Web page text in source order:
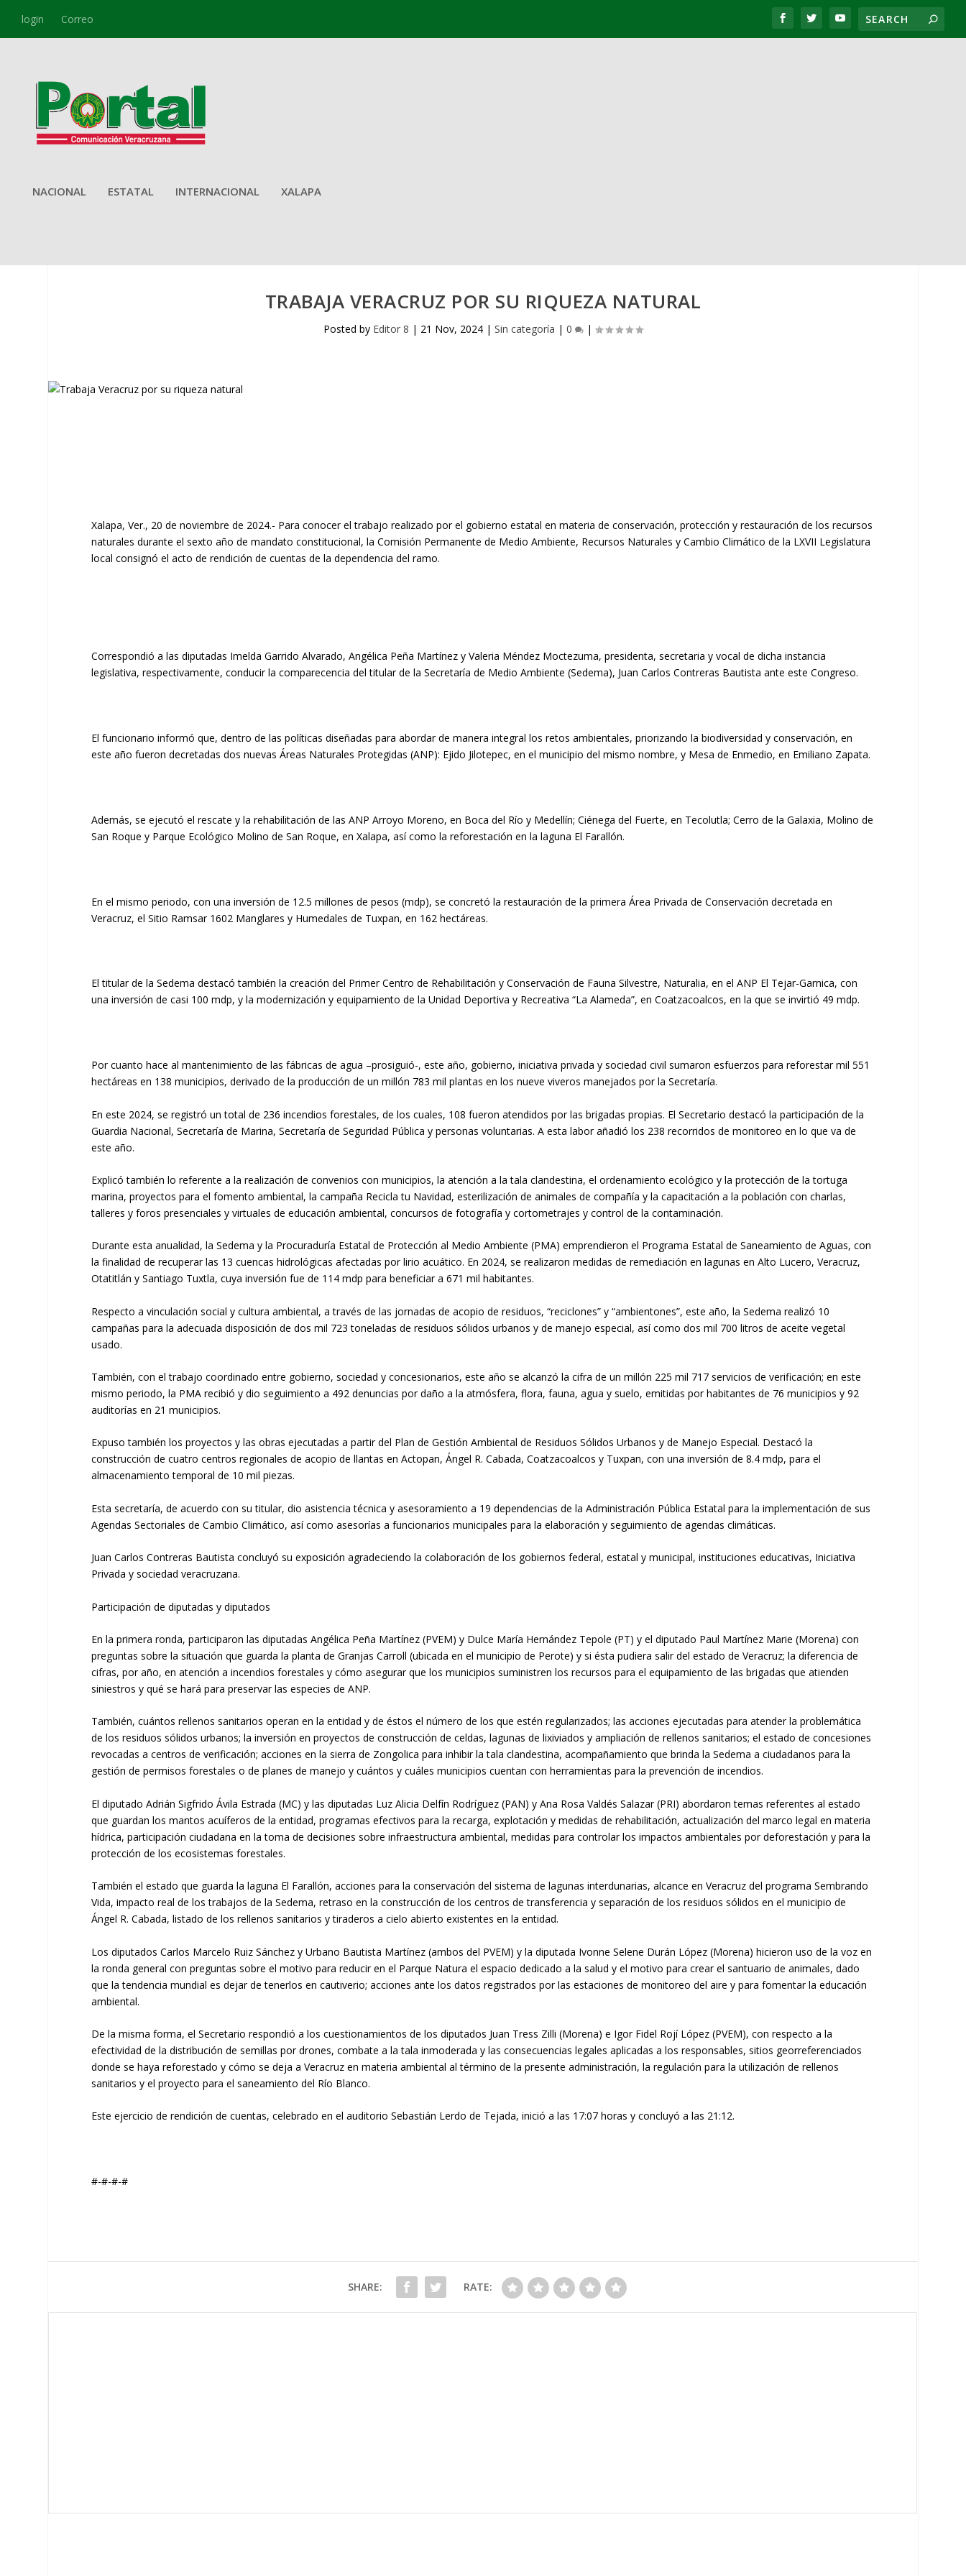
login Correo
NACIONAL ESTATAL INTERNACIONAL XALAPA
TRABAJA VERACRUZ POR SU RIQUEZA NATURAL
Posted by Editor 8 | 21 Nov, 2024 | Sin categoría | 0 |
Xalapa, Ver., 20 de noviembre de 2024.- Para conocer el trabajo realizado por el gobierno estatal en materia de conservación, protección y restauración de los recursos
naturales durante el sexto año de mandato constitucional, la Comisión Permanente de Medio Ambiente, Recursos Naturales y Cambio Climático de la LXVII Legislatura
local consignó el acto de rendición de cuentas de la dependencia del ramo.
Correspondió a las diputadas Imelda Garrido Alvarado, Angélica Peña Martínez y Valeria Méndez Moctezuma, presidenta, secretaria y vocal de dicha instancia
legislativa, respectivamente, conducir la comparecencia del titular de la Secretaría de Medio Ambiente (Sedema), Juan Carlos Contreras Bautista ante este Congreso.
El funcionario informó que, dentro de las políticas diseñadas para abordar de manera integral los retos ambientales, priorizando la biodiversidad y conservación, en
este año fueron decretadas dos nuevas Áreas Naturales Protegidas (ANP): Ejido Jilotepec, en el municipio del mismo nombre, y Mesa de Enmedio, en Emiliano Zapata.
Además, se ejecutó el rescate y la rehabilitación de las ANP Arroyo Moreno, en Boca del Río y Medellín; Ciénega del Fuerte, en Tecolutla; Cerro de la Galaxia, Molino de
San Roque y Parque Ecológico Molino de San Roque, en Xalapa, así como la reforestación en la laguna El Farallón.
En el mismo periodo, con una inversión de 12.5 millones de pesos (mdp), se concretó la restauración de la primera Área Privada de Conservación decretada en
Veracruz, el Sitio Ramsar 1602 Manglares y Humedales de Tuxpan, en 162 hectáreas.
El titular de la Sedema destacó también la creación del Primer Centro de Rehabilitación y Conservación de Fauna Silvestre, Naturalia, en el ANP El Tejar-Garnica, con
una inversión de casi 100 mdp, y la modernización y equipamiento de la Unidad Deportiva y Recreativa “La Alameda”, en Coatzacoalcos, en la que se invirtió 49 mdp.
Por cuanto hace al mantenimiento de las fábricas de agua –prosiguió-, este año, gobierno, iniciativa privada y sociedad civil sumaron esfuerzos para reforestar mil 551
hectáreas en 138 municipios, derivado de la producción de un millón 783 mil plantas en los nueve viveros manejados por la Secretaría.
En este 2024, se registró un total de 236 incendios forestales, de los cuales, 108 fueron atendidos por las brigadas propias. El Secretario destacó la participación de la
Guardia Nacional, Secretaría de Marina, Secretaría de Seguridad Pública y personas voluntarias. A esta labor añadió los 238 recorridos de monitoreo en lo que va de
este año.
Explicó también lo referente a la realización de convenios con municipios, la atención a la tala clandestina, el ordenamiento ecológico y la protección de la tortuga
marina, proyectos para el fomento ambiental, la campaña Recicla tu Navidad, esterilización de animales de compañía y la capacitación a la población con charlas,
talleres y foros presenciales y virtuales de educación ambiental, concursos de fotografía y cortometrajes y control de la contaminación.
Durante esta anualidad, la Sedema y la Procuraduría Estatal de Protección al Medio Ambiente (PMA) emprendieron el Programa Estatal de Saneamiento de Aguas, con
la finalidad de recuperar las 13 cuencas hidrológicas afectadas por lirio acuático. En 2024, se realizaron medidas de remediación en lagunas en Alto Lucero, Veracruz,
Otatitlán y Santiago Tuxtla, cuya inversión fue de 114 mdp para beneficiar a 671 mil habitantes.
Respecto a vinculación social y cultura ambiental, a través de las jornadas de acopio de residuos, “reciclones” y “ambientones”, este año, la Sedema realizó 10
campañas para la adecuada disposición de dos mil 723 toneladas de residuos sólidos urbanos y de manejo especial, así como dos mil 700 litros de aceite vegetal
usado.
También, con el trabajo coordinado entre gobierno, sociedad y concesionarios, este año se alcanzó la cifra de un millón 225 mil 717 servicios de verificación; en este
mismo periodo, la PMA recibió y dio seguimiento a 492 denuncias por daño a la atmósfera, flora, fauna, agua y suelo, emitidas por habitantes de 76 municipios y 92
auditorías en 21 municipios.
Expuso también los proyectos y las obras ejecutadas a partir del Plan de Gestión Ambiental de Residuos Sólidos Urbanos y de Manejo Especial. Destacó la
construcción de cuatro centros regionales de acopio de llantas en Actopan, Ángel R. Cabada, Coatzacoalcos y Tuxpan, con una inversión de 8.4 mdp, para el
almacenamiento temporal de 10 mil piezas.
Esta secretaría, de acuerdo con su titular, dio asistencia técnica y asesoramiento a 19 dependencias de la Administración Pública Estatal para la implementación de sus
Agendas Sectoriales de Cambio Climático, así como asesorías a funcionarios municipales para la elaboración y seguimiento de agendas climáticas.
Juan Carlos Contreras Bautista concluyó su exposición agradeciendo la colaboración de los gobiernos federal, estatal y municipal, instituciones educativas, Iniciativa
Privada y sociedad veracruzana.
Participación de diputadas y diputados
En la primera ronda, participaron las diputadas Angélica Peña Martínez (PVEM) y Dulce María Hernández Tepole (PT) y el diputado Paul Martínez Marie (Morena) con
preguntas sobre la situación que guarda la planta de Granjas Carroll (ubicada en el municipio de Perote) y si ésta pudiera salir del estado de Veracruz; la diferencia de
cifras, por año, en atención a incendios forestales y cómo asegurar que los municipios suministren los recursos para el equipamiento de las brigadas que atienden
siniestros y qué se hará para preservar las especies de ANP.
También, cuántos rellenos sanitarios operan en la entidad y de éstos el número de los que estén regularizados; las acciones ejecutadas para atender la problemática
de los residuos sólidos urbanos; la inversión en proyectos de construcción de celdas, lagunas de lixiviados y ampliación de rellenos sanitarios; el estado de concesiones
revocadas a centros de verificación; acciones en la sierra de Zongolica para inhibir la tala clandestina, acompañamiento que brinda la Sedema a ciudadanos para la
gestión de permisos forestales o de planes de manejo y cuántos y cuáles municipios cuentan con herramientas para la prevención de incendios.
El diputado Adrián Sigfrido Ávila Estrada (MC) y las diputadas Luz Alicia Delfín Rodríguez (PAN) y Ana Rosa Valdés Salazar (PRI) abordaron temas referentes al estado
que guardan los mantos acuíferos de la entidad, programas efectivos para la recarga, explotación y medidas de rehabilitación, actualización del marco legal en materia
hídrica, participación ciudadana en la toma de decisiones sobre infraestructura ambiental, medidas para controlar los impactos ambientales por deforestación y para la
protección de los ecosistemas forestales.
También el estado que guarda la laguna El Farallón, acciones para la conservación del sistema de lagunas interdunarias, alcance en Veracruz del programa Sembrando
Vida, impacto real de los trabajos de la Sedema, retraso en la construcción de los centros de transferencia y separación de los residuos sólidos en el municipio de
Ángel R. Cabada, listado de los rellenos sanitarios y tiraderos a cielo abierto existentes en la entidad.
Los diputados Carlos Marcelo Ruiz Sánchez y Urbano Bautista Martínez (ambos del PVEM) y la diputada Ivonne Selene Durán López (Morena) hicieron uso de la voz en
la ronda general con preguntas sobre el motivo para reducir en el Parque Natura el espacio dedicado a la salud y el motivo para crear el santuario de animales, dado
que la tendencia mundial es dejar de tenerlos en cautiverio; acciones ante los datos registrados por las estaciones de monitoreo del aire y para fomentar la educación
ambiental.
De la misma forma, el Secretario respondió a los cuestionamientos de los diputados Juan Tress Zilli (Morena) e Igor Fidel Rojí López (PVEM), con respecto a la
efectividad de la distribución de semillas por drones, combate a la tala inmoderada y las consecuencias legales aplicadas a los responsables, sitios georreferenciados
donde se haya reforestado y cómo se deja a Veracruz en materia ambiental al término de la presente administración, la regulación para la utilización de rellenos
sanitarios y el proyecto para el saneamiento del Río Blanco.
Este ejercicio de rendición de cuentas, celebrado en el auditorio Sebastián Lerdo de Tejada, inició a las 17:07 horas y concluyó a las 21:12.
#-#-#-#
SHARE: RATE: